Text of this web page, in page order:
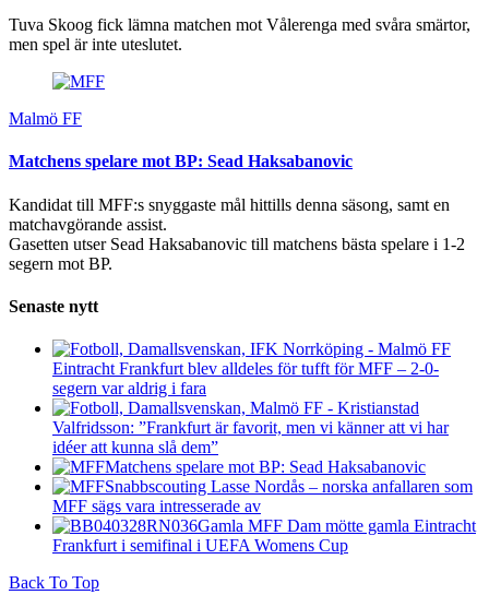
Tuva Skoog fick lämna matchen mot Vålerenga med svåra smärtor,
men spel är inte uteslutet.
Malmö FF
Matchens spelare mot BP: Sead Haksabanovic
Kandidat till MFF:s snyggaste mål hittills denna säsong, samt en
matchavgörande assist.
Gasetten utser Sead Haksabanovic till matchens bästa spelare i 1-2
segern mot BP.
Senaste nytt
Eintracht Frankfurt blev alldeles för tufft för MFF – 2-0-
segern var aldrig i fara
Valfridsson: ”Frankfurt är favorit, men vi känner att vi har
idéer att kunna slå dem”
Matchens spelare mot BP: Sead Haksabanovic
Snabbscouting Lasse Nordås – norska anfallaren som
MFF sägs vara intresserade av
Gamla MFF Dam mötte gamla Eintracht
Frankfurt i semifinal i UEFA Womens Cup
Back To Top